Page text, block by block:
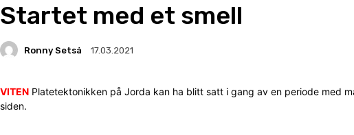
Startet med et smell
Ronny Setså 17.03.2021
VITEN Platetektonikken på Jorda kan ha blitt satt i gang av en periode med
siden.